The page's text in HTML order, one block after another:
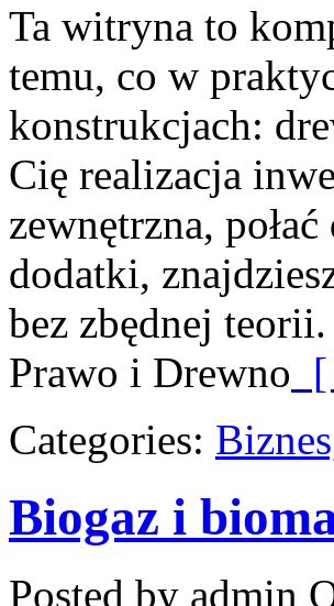
Ta witryna to
temu, co w
konstrukcjach:
Cię realizacja
zewnętrzna,
dodatki,
bez zbędnej
Prawo i Drewno
Categories:
Biogaz i
Posted by admin